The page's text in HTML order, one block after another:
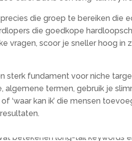
die groep te bereiken die
die goedkope
vragen, scoor je sneller hoog
sterk fundament voor niche
algemene termen, gebruik je
‘waar kan ik’ die mensen